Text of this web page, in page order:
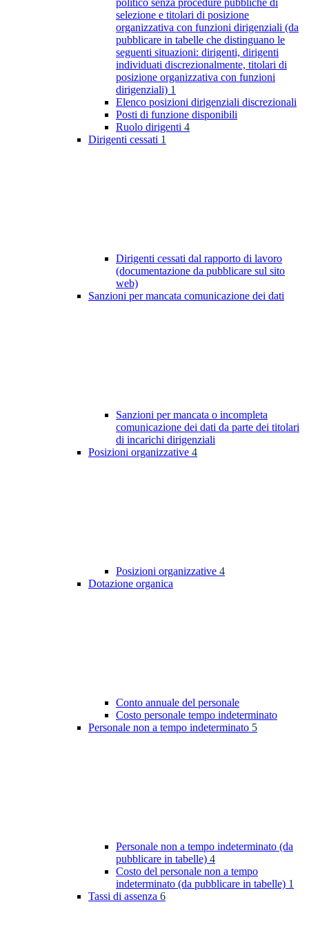
politico senza procedure pubbliche di
selezione e titolari di posizione
organizzativa con funzioni dirigenziali (da
pubblicare in tabelle che distinguano le
seguenti situazioni: dirigenti, dirigenti
individuati discrezionalmente, titolari di
posizione organizzativa con funzioni
dirigenziali) 1
Elenco posizioni dirigenziali discrezionali
Posti di funzione disponibili
Ruolo dirigenti 4
Dirigenti cessati 1
Dirigenti cessati dal rapporto di lavoro
(documentazione da pubblicare sul sito
web)
Sanzioni per mancata comunicazione dei dati
Sanzioni per mancata o incompleta
comunicazione dei dati da parte dei titolari
di incarichi dirigenziali
Posizioni organizzative 4
Posizioni organizzative 4
Dotazione organica
Conto annuale del personale
Costo personale tempo indeterminato
Personale non a tempo indeterminato 5
Personale non a tempo indeterminato (da
pubblicare in tabelle) 4
Costo del personale non a tempo
indeterminato (da pubblicare in tabelle) 1
Tassi di assenza 6